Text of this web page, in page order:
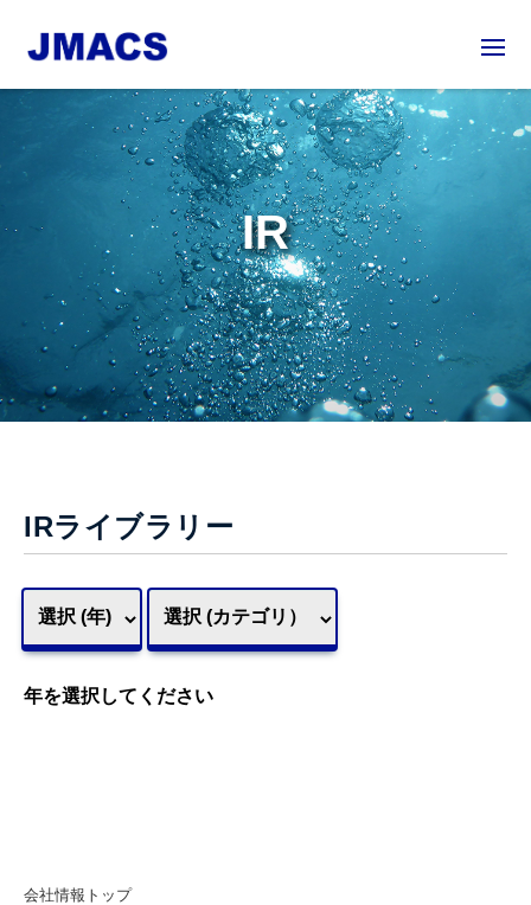
IR
IRライブラリー
年を選択してください
会社情報トップ